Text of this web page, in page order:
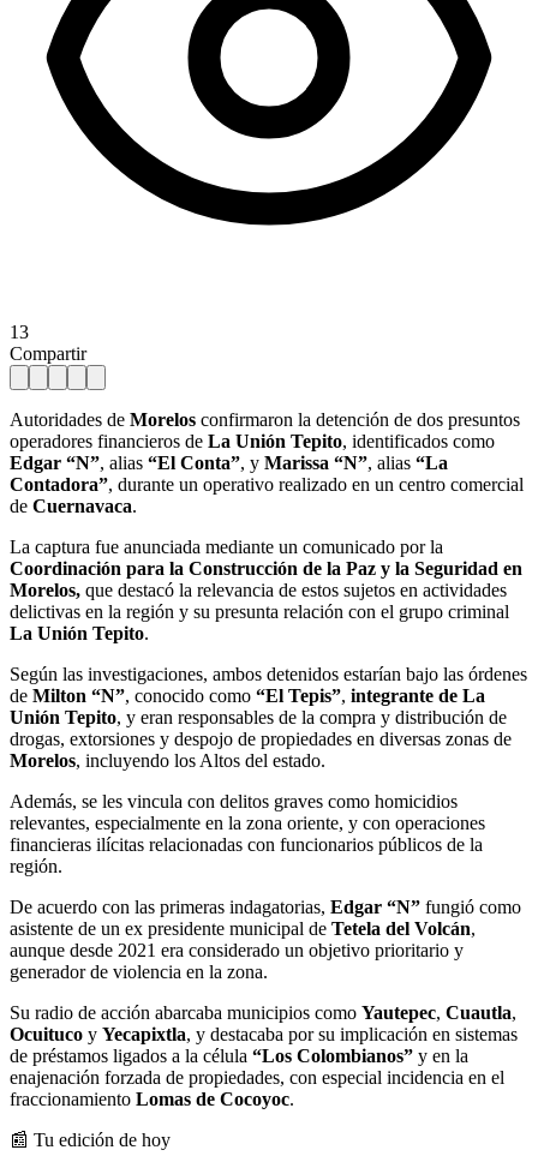
13
Compartir
Autoridades de Morelos confirmaron la detención de dos presuntos
operadores financieros de La Unión Tepito, identificados como
Edgar “N”, alias “El Conta”, y Marissa “N”, alias “La
Contadora”, durante un operativo realizado en un centro comercial
de Cuernavaca.
La captura fue anunciada mediante un comunicado por la
Coordinación para la Construcción de la Paz y la Seguridad en
Morelos, que destacó la relevancia de estos sujetos en actividades
delictivas en la región y su presunta relación con el grupo criminal
La Unión Tepito.
Según las investigaciones, ambos detenidos estarían bajo las órdenes
de Milton “N”, conocido como “El Tepis”, integrante de La
Unión Tepito, y eran responsables de la compra y distribución de
drogas, extorsiones y despojo de propiedades en diversas zonas de
Morelos, incluyendo los Altos del estado.
Además, se les vincula con delitos graves como homicidios
relevantes, especialmente en la zona oriente, y con operaciones
financieras ilícitas relacionadas con funcionarios públicos de la
región.
De acuerdo con las primeras indagatorias, Edgar “N” fungió como
asistente de un ex presidente municipal de Tetela del Volcán,
aunque desde 2021 era considerado un objetivo prioritario y
generador de violencia en la zona.
Su radio de acción abarcaba municipios como Yautepec, Cuautla,
Ocuituco y Yecapixtla, y destacaba por su implicación en sistemas
de préstamos ligados a la célula “Los Colombianos” y en la
enajenación forzada de propiedades, con especial incidencia en el
fraccionamiento Lomas de Cocoyoc.
📰 Tu edición de hoy